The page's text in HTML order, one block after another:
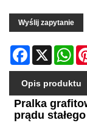
Wyślij zapytanie
Facebook
X
Opis produktu
Pralka
prądu stałego